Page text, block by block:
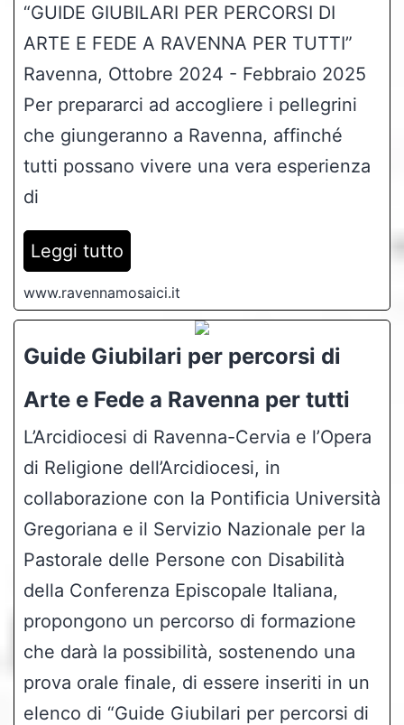
“GUIDE GIUBILARI PER PERCORSI DI
ARTE E FEDE A RAVENNA PER TUTTI”
Ravenna, Ottobre 2024 - Febbraio 2025
Per prepararci ad accogliere i pellegrini
che giungeranno a Ravenna, affinché
tutti possano vivere una vera esperienza
di
Leggi tutto
www.ravennamosaici.it
Guide Giubilari per percorsi di
Arte e Fede a Ravenna per tutti
L’Arcidiocesi di Ravenna-Cervia e l’Opera
di Religione dell’Arcidiocesi, in
collaborazione con la Pontificia Università
Gregoriana e il Servizio Nazionale per la
Pastorale delle Persone con Disabilità
della Conferenza Episcopale Italiana,
propongono un percorso di formazione
che darà la possibilità, sostenendo una
prova orale finale, di essere inseriti in un
elenco di “Guide Giubilari per percorsi di